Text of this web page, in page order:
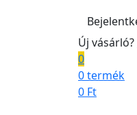
Új vásárló?
0
0 termék
0 Ft